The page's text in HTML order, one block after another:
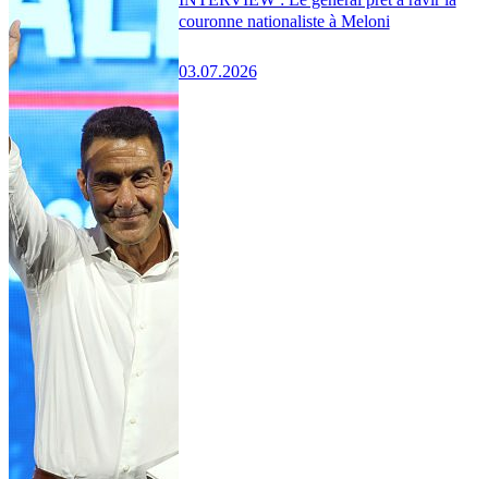
couronne nationaliste à Meloni
03.07.2026